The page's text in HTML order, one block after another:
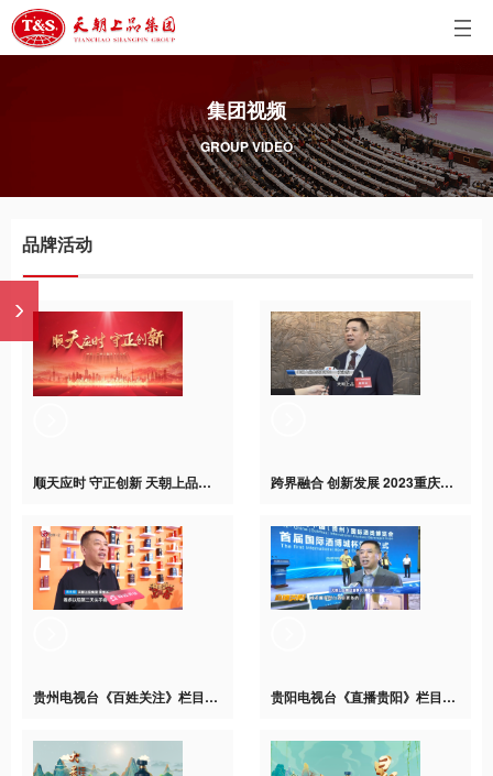
集团视频
GROUP VIDEO
品牌活动
顺天应时 守正创新 天朝上品癸卯重阳下沙仪式 跨界融合 创新发展 2023重庆两江会长论坛隆重举行 天朝上品集团（重庆）运营中心正式成立
贵州电视台《百姓关注》栏目专访天朝上品参展第12届国际酒博会 贵阳电视台《直播贵阳》栏目专访天朝上品参展第12届国际酒博会